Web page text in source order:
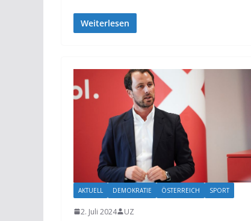
Weiterlesen
AKTUELL DEMOKRATIE ÖSTERREICH SPORT
2. Juli 2024 UZ